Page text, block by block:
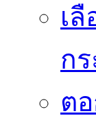
เ
ก
ต